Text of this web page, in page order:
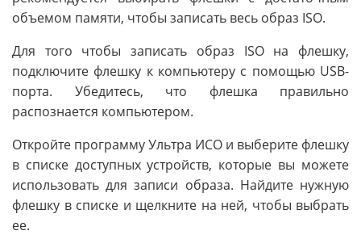
объемом памяти, чтобы записать весь образ ISO.
Для того чтобы записать образ ISO на флешку,
подключите флешку к компьютеру с помощью USB-
порта. Убедитесь, что флешка правильно
распознается компьютером.
Откройте программу Ультра ИСО и выберите флешку
в списке доступных устройств, которые вы можете
использовать для записи образа. Найдите нужную
флешку в списке и щелкните на ней, чтобы выбрать
ее.